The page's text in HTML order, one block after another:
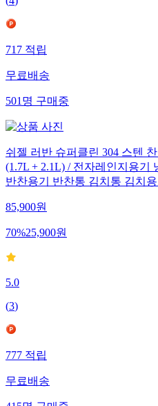
(4)
717적립
무료배송
501명구매중
쉬젤 러반 슈퍼클린 304 스텐
(1.7L + 2.1L) / 전자레인지용기
반찬용기 반찬통 김치통 김치
85,900원
70%25,900원
5.0
(3)
777적립
무료배송